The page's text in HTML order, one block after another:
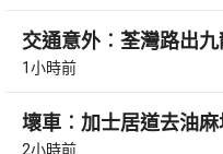
交通意外︰荃灣路出
1小時前
壞車︰加士居道去油
2小時前